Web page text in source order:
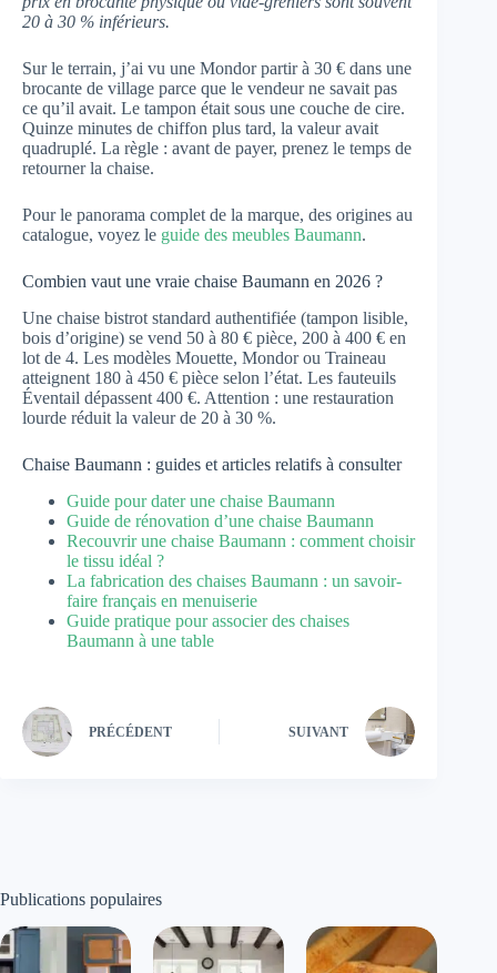
20 à 30 % inférieurs.
Sur le terrain, j’ai vu une Mondor partir à 30 € dans une
brocante de village parce que le vendeur ne savait pas
ce qu’il avait. Le tampon était sous une couche de cire.
Quinze minutes de chiffon plus tard, la valeur avait
quadruplé. La règle : avant de payer, prenez le temps de
retourner la chaise.
Pour le panorama complet de la marque, des origines au
catalogue, voyez le guide des meubles Baumann.
Combien vaut une vraie chaise Baumann en 2026 ?
Une chaise bistrot standard authentifiée (tampon lisible,
bois d’origine) se vend 50 à 80 € pièce, 200 à 400 € en
lot de 4. Les modèles Mouette, Mondor ou Traineau
atteignent 180 à 450 € pièce selon l’état. Les fauteuils
Éventail dépassent 400 €. Attention : une restauration
lourde réduit la valeur de 20 à 30 %.
Chaise Baumann : guides et articles relatifs à consulter
Guide pour dater une chaise Baumann
Guide de rénovation d’une chaise Baumann
Recouvrir une chaise Baumann : comment choisir
le tissu idéal ?
La fabrication des chaises Baumann : un savoir-
faire français en menuiserie
Guide pratique pour associer des chaises
Baumann à une table
PRÉCÉDENT SUIVANT
Publications populaires